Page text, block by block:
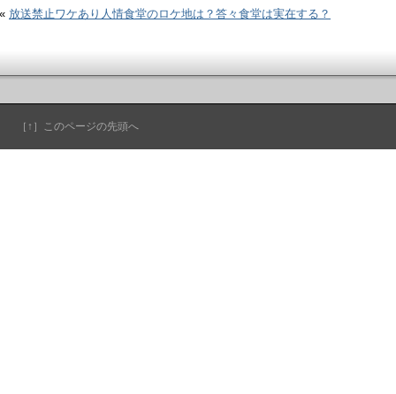
« 放送禁止ワケあり人情食堂のロケ地は？答々食堂は実在する？
［↑］このページの先頭へ